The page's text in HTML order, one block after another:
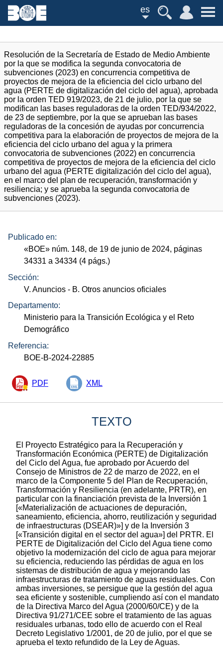
es
Resolución de la Secretaría de Estado de Medio Ambiente
por la que se modifica la segunda convocatoria de
subvenciones (2023) en concurrencia competitiva de
proyectos de mejora de la eficiencia del ciclo urbano del
agua (PERTE de digitalización del ciclo del agua), aprobada
por la orden TED 919/2023, de 21 de julio, por la que se
modifican las bases reguladoras de la orden TED/934/2022,
de 23 de septiembre, por la que se aprueban las bases
reguladoras de la concesión de ayudas por concurrencia
competitiva para la elaboración de proyectos de mejora de la
eficiencia del ciclo urbano del agua y la primera
convocatoria de subvenciones (2022) en concurrencia
competitiva de proyectos de mejora de la eficiencia del ciclo
urbano del agua (PERTE digitalización del ciclo del agua),
en el marco del plan de recuperación, transformación y
resiliencia; y se aprueba la segunda convocatoria de
subvenciones (2023).
Publicado en:
«BOE» núm. 148, de 19 de junio de 2024, páginas
34331 a 34334 (4 págs.)
Sección:
V. Anuncios - B. Otros anuncios oficiales
Departamento:
Ministerio para la Transición Ecológica y el Reto
Demográfico
Referencia:
BOE-B-2024-22885
PDF XML
TEXTO
El Proyecto Estratégico para la Recuperación y
Transformación Económica (PERTE) de Digitalización
del Ciclo del Agua, fue aprobado por Acuerdo del
Consejo de Ministros de 22 de marzo de 2022, en el
marco de la Componente 5 del Plan de Recuperación,
Transformación y Resiliencia (en adelante, PRTR), en
particular con la financiación prevista de la Inversión 1
[«Materialización de actuaciones de depuración,
saneamiento, eficiencia, ahorro, reutilización y seguridad
de infraestructuras (DSEAR)»] y de la Inversión 3
[«Transición digital en el sector del agua»] del PRTR. El
PERTE de Digitalización del Ciclo del Agua tiene como
objetivo la modernización del ciclo de agua para mejorar
su eficiencia, reduciendo las pérdidas de agua en los
sistemas de distribución de agua y mejorando las
infraestructuras de tratamiento de aguas residuales. Con
ambas inversiones, se persigue que la gestión del agua
sea eficiente y sostenible, cumpliendo así con el mandato
de la Directiva Marco del Agua (2000/60/CE) y de la
Directiva 91/271/CEE sobre el tratamiento de las aguas
residuales urbanas, todo ello de acuerdo con el Real
Decreto Legislativo 1/2001, de 20 de julio, por el que se
aprueba el texto refundido de la Ley de Aguas.